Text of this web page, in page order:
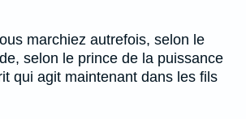
marchiez autrefois, selon le
selon le prince de la puissance
qui agit maintenant dans les fils